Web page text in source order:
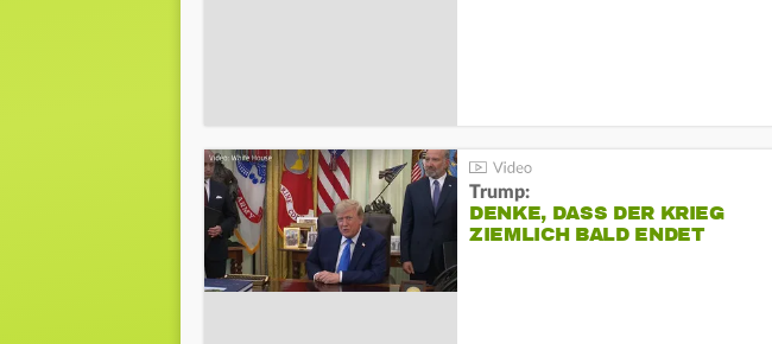
Trump:
DENKE, DASS DER KRIEG
ZIEMLICH BALD ENDET